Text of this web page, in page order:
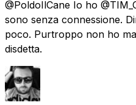
@PoldoIlCane Io ho
sono senza connessione.
poco. Purtroppo non ho
disdetta.